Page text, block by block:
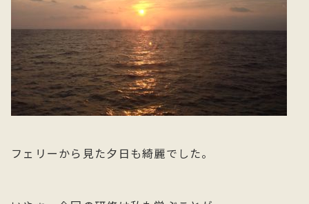
フェリーから見た夕日も綺麗でした。